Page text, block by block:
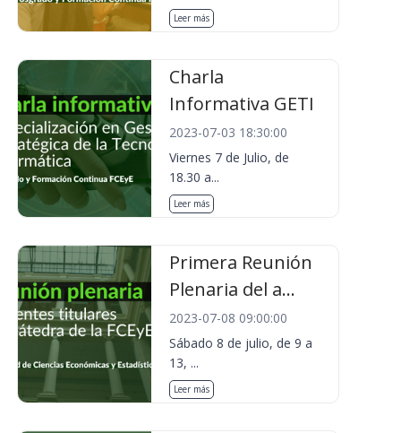
Leer más
Charla
Informativa GETI
2023-07-03 18:30:00
Viernes 7 de Julio, de
18.30 a...
Leer más
Primera Reunión
Plenaria del a...
2023-07-08 09:00:00
Sábado 8 de julio, de 9 a
13, ...
Leer más